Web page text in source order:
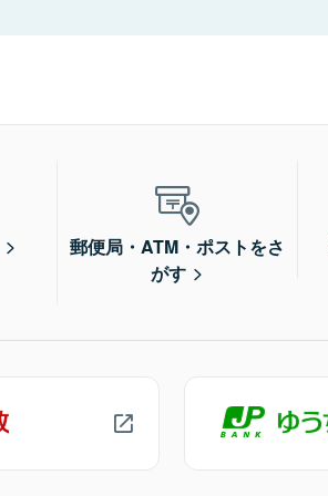
郵便局・ATM・ポストをさ
がす